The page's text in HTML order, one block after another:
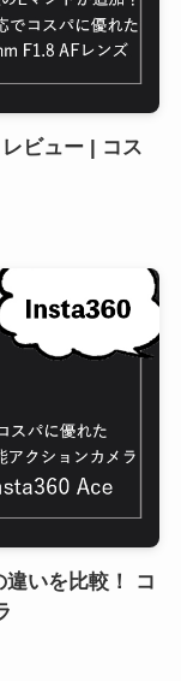
ビュー | コス
いを比較！ コ